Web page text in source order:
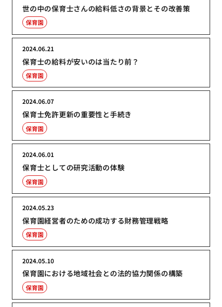
世の中の保育士さんの給料低さの背景とその改善策
保育園
保育士の給料が安いのは当たり前？
2024.06.21
保育園
保育士免許更新の重要性と手続き
2024.06.07
保育園
保育士としての研究活動の体験
2024.06.01
保育園
保育園経営者のための成功する財務管理戦略
2024.05.23
保育園
保育園における地域社会との法的協力関係の構築
2024.05.10
保育園